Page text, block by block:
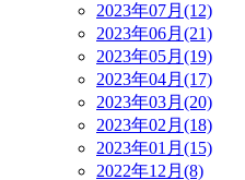
2023年07月(12)
2023年06月(21)
2023年05月(19)
2023年04月(17)
2023年03月(20)
2023年02月(18)
2023年01月(15)
2022年12月(8)